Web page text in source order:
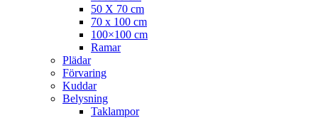
50 X 70 cm
70 x 100 cm
100×100 cm
Ramar
Plädar
Förvaring
Kuddar
Belysning
Taklampor